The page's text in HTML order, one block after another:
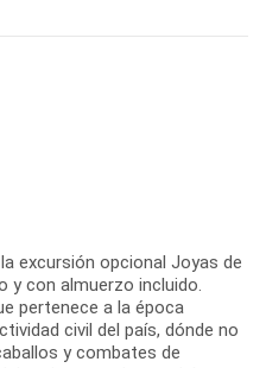
excursión opcional Joyas de
y con almuerzo incluido.
pertenece a la época
civil del país, dónde no
y combates de